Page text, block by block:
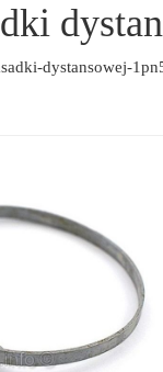
dystansowej-